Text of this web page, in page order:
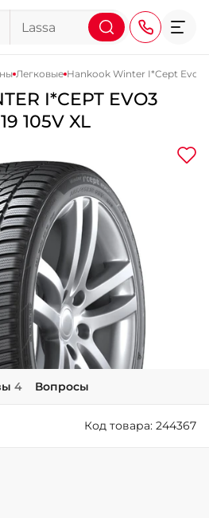
+38 (068) 911-911-4
+38 (067) 113-44-44
+38 (095) 276-44-44
+38 (067) 911-14-14
- на Щепкина
+38 (098) 911-911-0
- на Тополе
+38 (098) 911-911-4
- на Калиновой
+38 (077) 7-184-184
- Донецкое шоссе
+38 (050)-911-911-2
+38 (099)-643-33-77
Легковые Hankook Winter I*Cept Evo3
I*CEPT EVO3
105V XL
4 Вопросы
Код товара: 244367